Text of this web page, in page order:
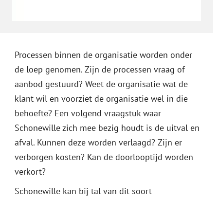
Processen binnen de organisatie worden onder
de loep genomen. Zijn de processen vraag of
aanbod gestuurd? Weet de organisatie wat de
klant wil en voorziet de organisatie wel in die
behoefte? Een volgend vraagstuk waar
Schonewille zich mee bezig houdt is de uitval en
afval. Kunnen deze worden verlaagd? Zijn er
verborgen kosten? Kan de doorlooptijd worden
verkort?
Schonewille kan bij tal van dit soort